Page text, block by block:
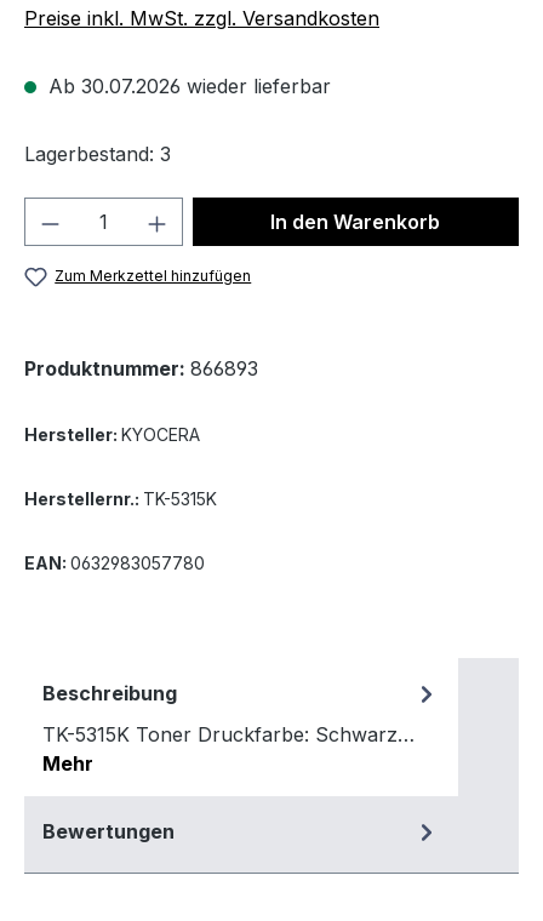
Preise inkl. MwSt. zzgl. Versandkosten
Ab 30.07.2026 wieder lieferbar
Lagerbestand: 3
Produkt Anzahl: Gib denIn den Warenkorb
Zum Merkzettel hinzufügen
Produktnummer: 866893
Hersteller: KYOCERA
Herstellernr.: TK-5315K
EAN: 0632983057780
Beschreibung
TK-5315K Toner Druckfarbe: Schwarz…
Mehr
Bewertungen